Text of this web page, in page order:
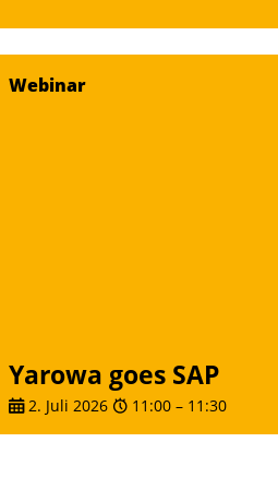
Webinar
Yarowa goes SAP
2. Juli 2026 11:00 – 11:30